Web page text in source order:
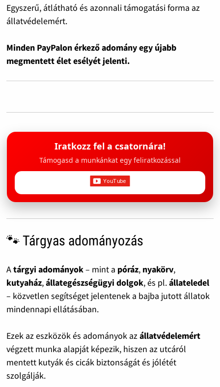
Egyszerű, átlátható és azonnali támogatási forma az
állatvédelemért.
Minden PayPalon érkező adomány egy újabb
megmentett élet esélyét jelenti.
Iratkozz fel a csatornára!
Támogasd a munkánkat egy feliratkozással
🐾 Tárgyas adományozás
Atárgyi adományok– mint a póráz, nyakörv,
kutyaház,állategészségügyi dolgok, és pl.állateledel
– közvetlen segítséget jelentenek a bajba jutott állatok
mindennapi ellátásában.
Ezek az eszközök és adományok azállatvédelemért
végzett munka alapját képezik, hiszen az utcáról
mentett kutyák és cicák biztonságát és jólétét
szolgálják.